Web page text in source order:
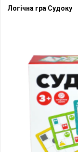
Логічна гра Судоку